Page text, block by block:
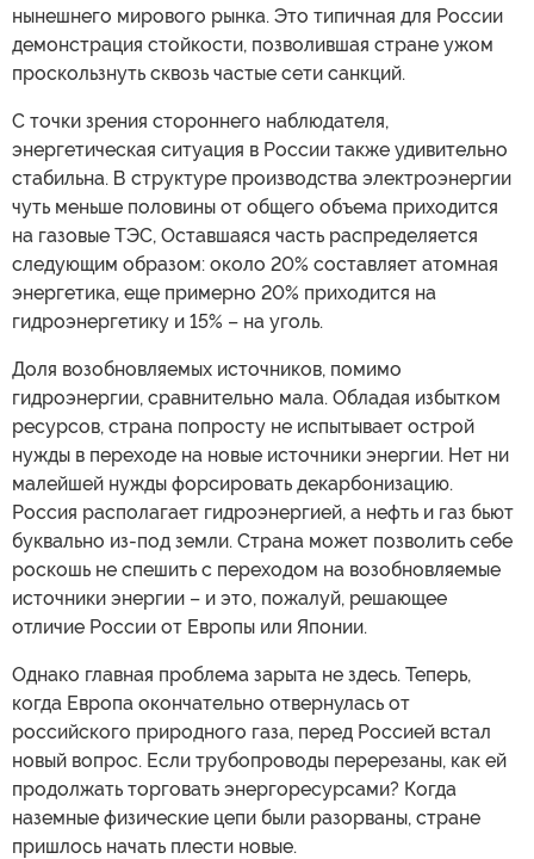
нынешнего мирового рынка. Это типичная для России
демонстрация стойкости, позволившая стране ужом
проскользнуть сквозь частые сети санкций.
С точки зрения стороннего наблюдателя,
энергетическая ситуация в России также удивительно
стабильна. В структуре производства электроэнергии
чуть меньше половины от общего объема приходится
на газовые ТЭС, Оставшаяся часть распределяется
следующим образом: около 20% составляет атомная
энергетика, еще примерно 20% приходится на
гидроэнергетику и 15% – на уголь.
Доля возобновляемых источников, помимо
гидроэнергии, сравнительно мала. Обладая избытком
ресурсов, страна попросту не испытывает острой
нужды в переходе на новые источники энергии. Нет ни
малейшей нужды форсировать декарбонизацию.
Россия располагает гидроэнергией, а нефть и газ бьют
буквально из-под земли. Страна может позволить себе
роскошь не спешить с переходом на возобновляемые
источники энергии – и это, пожалуй, решающее
отличие России от Европы или Японии.
Однако главная проблема зарыта не здесь. Теперь,
когда Европа окончательно отвернулась от
российского природного газа, перед Россией встал
новый вопрос. Если трубопроводы перерезаны, как ей
продолжать торговать энергоресурсами? Когда
наземные физические цепи были разорваны, стране
пришлось начать плести новые.